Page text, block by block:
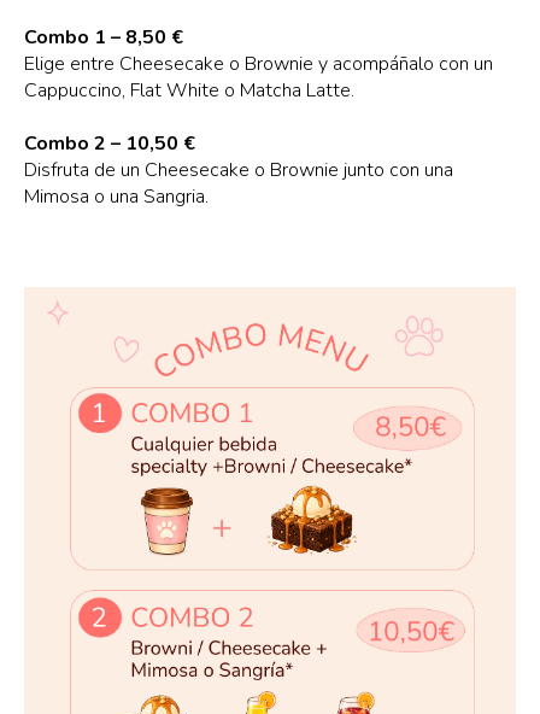
Combo 1 – 8,50 €
Elige entre Cheesecake o Brownie y acompáñalo con un
Cappuccino, Flat White o Matcha Latte.
Combo 2 – 10,50 €
Disfruta de un Cheesecake o Brownie junto con una
Mimosa o una Sangria.